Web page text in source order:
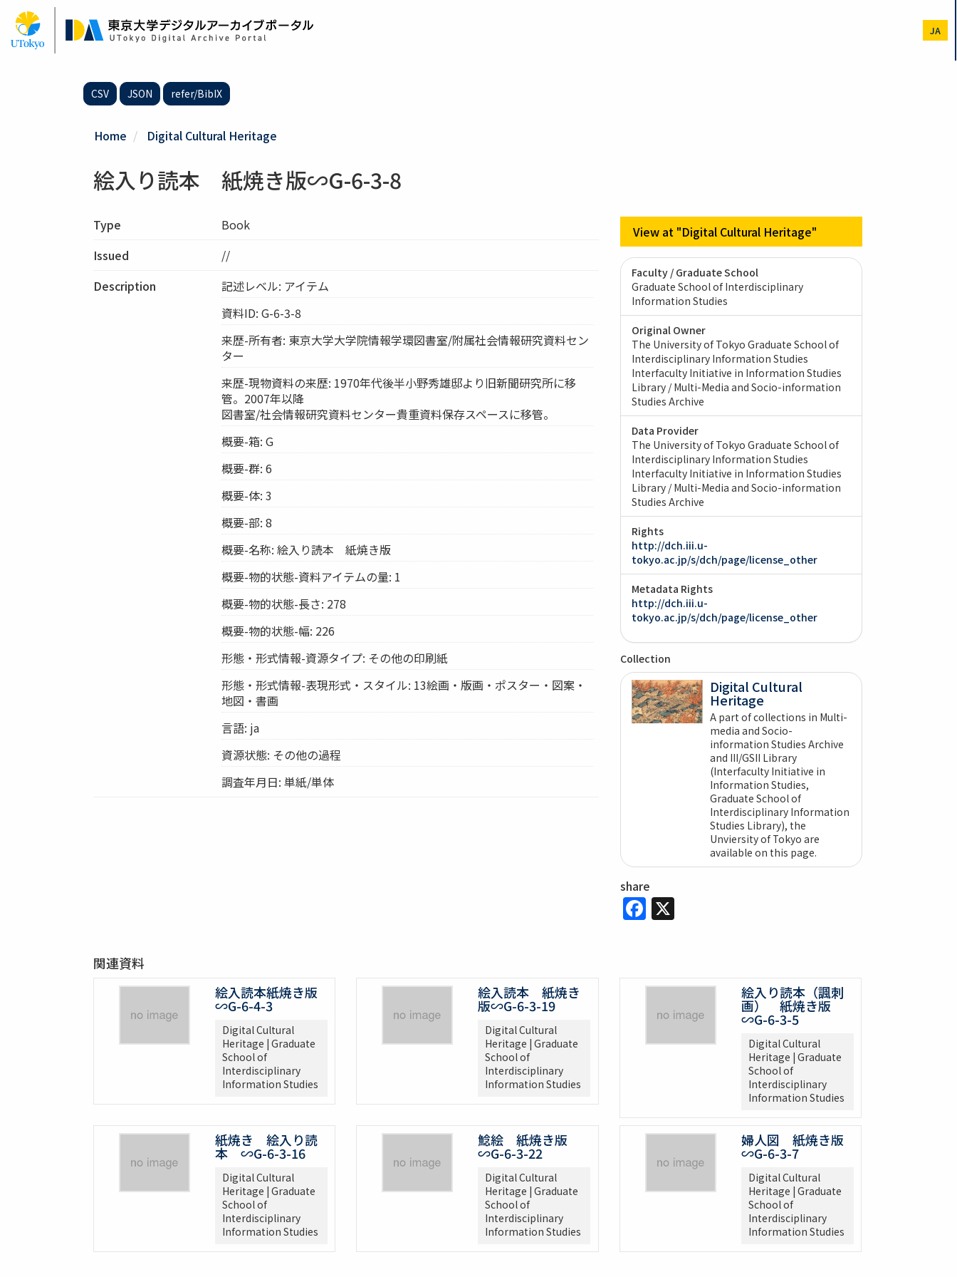
Skip
main
content
JA
CSV JSON refer/BibIX
Home Digital Cultural Heritage
絵入り読本 紙焼き版∽G-6-3-8
Type
Book
Issued
//
Description
記述レベル: アイテム
資料ID: G-6-3-8
来歴-所有者: 東京大学大学院情報学環図書室/附属社会情報研究資料セン
ター
来歴-現物資料の来歴: 1970年代後半小野秀雄邸より旧新聞研究所に移
管。2007年以降
図書室/社会情報研究資料センター貴重資料保存スペースに移管。
概要-箱: G
概要-群: 6
概要-体: 3
概要-部: 8
概要-名称: 絵入り読本 紙焼き版
概要-物的状態-資料アイテムの量: 1
概要-物的状態-長さ: 278
概要-物的状態-幅: 226
形態・形式情報-資源タイプ: その他の印刷紙
形態・形式情報-表現形式・スタイル: 13絵画・版画・ポスター・図案・
地図・書画
言語: ja
資源状態: その他の過程
調査年月日: 単紙/単体
View at "Digital Cultural Heritage"
Faculty / Graduate School
Graduate School of Interdisciplinary
Information Studies
Original Owner
The University of Tokyo Graduate School of
Interdisciplinary Information Studies
Interfaculty Initiative in Information Studies
Library / Multi-Media and Socio-information
Studies Archive
Data Provider
The University of Tokyo Graduate School of
Interdisciplinary Information Studies
Interfaculty Initiative in Information Studies
Library / Multi-Media and Socio-information
Studies Archive
Rights
http://dch.iii.u-
tokyo.ac.jp/s/dch/page/license_other
Metadata Rights
http://dch.iii.u-
tokyo.ac.jp/s/dch/page/license_other
Collection
Digital Cultural
Heritage
A part of collections in Multi-
media and Socio-
information Studies Archive
and III/GSII Library
(Interfaculty Initiative in
Information Studies,
Graduate School of
Interdisciplinary Information
Studies Library), the
Unviersity of Tokyo are
available on this page.
share
Facebook
X
関連資料
絵入読本紙焼き版
∽G-6-4-3
Digital Cultural
Heritage | Graduate
School of
Interdisciplinary
Information Studies
絵入読本 紙焼き
版∽G-6-3-19
Digital Cultural
Heritage | Graduate
School of
Interdisciplinary
Information Studies
絵入り読本（諷刺
画） 紙焼き版
∽G-6-3-5
Digital Cultural
Heritage | Graduate
School of
Interdisciplinary
Information Studies
紙焼き 絵入り読
本 ∽G-6-3-16
Digital Cultural
Heritage | Graduate
School of
Interdisciplinary
Information Studies
鯰絵 紙焼き版
∽G-6-3-22
Digital Cultural
Heritage | Graduate
School of
Interdisciplinary
Information Studies
婦人図 紙焼き版
∽G-6-3-7
Digital Cultural
Heritage | Graduate
School of
Interdisciplinary
Information Studies